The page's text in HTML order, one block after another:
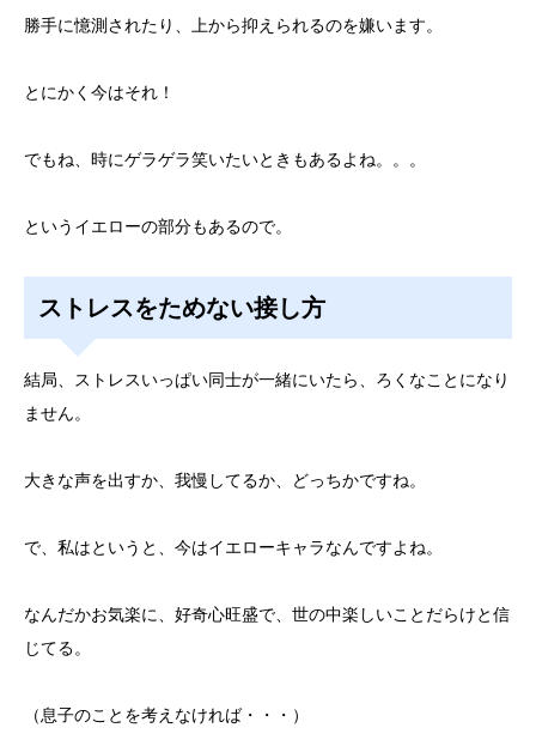
勝手に憶測されたり、上から抑えられるのを嫌います。
とにかく今はそれ！
でもね、時にゲラゲラ笑いたいときもあるよね。。。
というイエローの部分もあるので。
ストレスをためない接し方
結局、ストレスいっぱい同士が一緒にいたら、ろくなことになり
ません。
大きな声を出すか、我慢してるか、どっちかですね。
で、私はというと、今はイエローキャラなんですよね。
なんだかお気楽に、好奇心旺盛で、世の中楽しいことだらけと信
じてる。
（息子のことを考えなければ・・・）